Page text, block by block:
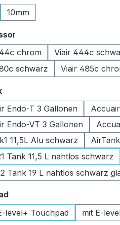
10mm
chrom
Viair 444c
schwarz
Viair 485c
auswählen
Endo-T 3 Gallonen
Endo-VT 3 Gallonen
11,5L Alu schwarz
Tank 11,5 L nahtlos schwarz
Tank 19 L nahtlos schwarz
auswählen
level+ Touchpad
mit E-